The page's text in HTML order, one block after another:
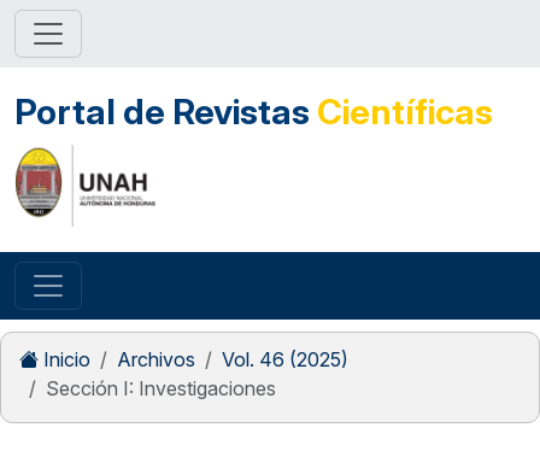
Portal de Revistas Científicas
Inicio Archivos
Vol. 46 (2025)
Sección I: Investigaciones